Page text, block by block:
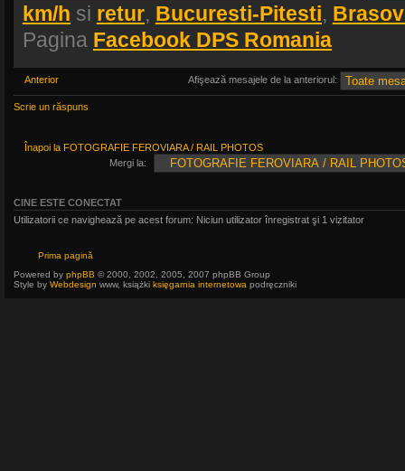
km/h si retur, Bucuresti-Pitesti,
Pagina Facebook DPS Romania
Anterior Afişează mesajele de la anteriorul:
Scrie un răspuns
Înapoi la FOTOGRAFIE FEROVIARA / RAIL PHOTOS
Mergi la:
CINE ESTE CONECTAT
Utilizatorii ce navighează pe acest forum: Niciun utilizator înregistrat şi 1 vizitator
Prima pagină
Powered by phpBB © 2000, 2002, 2005, 2007 phpBB Group
Style by Webdesign www, książki księgarnia internetowa podręczniki